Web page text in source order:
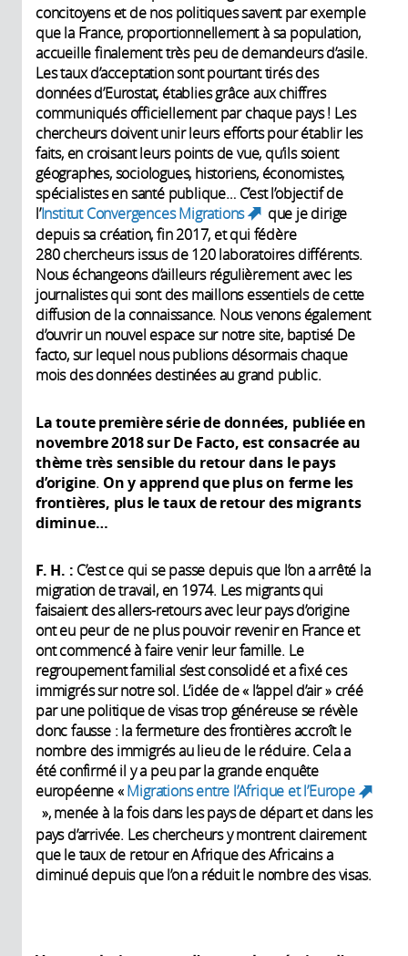
concitoyens et de nos politiques savent par exemple
que la France, proportionnellement à sa population,
accueille finalement très peu de demandeurs d’asile.
Les taux d’acceptation sont pourtant tirés des
données d’Eurostat, établies grâce aux chiffres
communiqués officiellement par chaque pays ! Les
chercheurs doivent unir leurs efforts pour établir les
faits, en croisant leurs points de vue, qu’ils soient
géographes, sociologues, historiens, économistes,
spécialistes en santé publique… C’est l’objectif de
l’Institut Convergences Migrations
(link is
external)
que je dirige
depuis sa création, fin 2017, et qui fédère
280 chercheurs issus de 120 laboratoires différents.
Nous échangeons d’ailleurs régulièrement avec les
journalistes qui sont des maillons essentiels de cette
diffusion de la connaissance. Nous venons également
d’ouvrir un nouvel espace sur notre site, baptisé De
facto, sur lequel nous publions désormais chaque
mois des données destinées au grand public.
La toute première série de données, publiée en
novembre 2018 sur De Facto, est consacrée au
thème très sensible du retour dans le pays
d’origine. On y apprend que plus on ferme les
frontières, plus le taux de retour des migrants
diminue…
F. H. : C’est ce qui se passe depuis que l’on a arrêté la
migration de travail, en 1974. Les migrants qui
faisaient des allers-retours avec leur pays d’origine
ont eu peur de ne plus pouvoir revenir en France et
ont commencé à faire venir leur famille. Le
regroupement familial s’est consolidé et a fixé ces
immigrés sur notre sol. L’idée de « l’appel d’air » créé
par une politique de visas trop généreuse se révèle
donc fausse : la fermeture des frontières accroît le
nombre des immigrés au lieu de le réduire. Cela a
été confirmé il y a peu par la grande enquête
européenne «Migrations entre l’Afrique et l’Europe
(link is external)
», menée à la fois dans les pays de départ et dans les
pays d’arrivée. Les chercheurs y montrent clairement
que le taux de retour en Afrique des Africains a
diminué depuis que l’on a réduit le nombre des visas.